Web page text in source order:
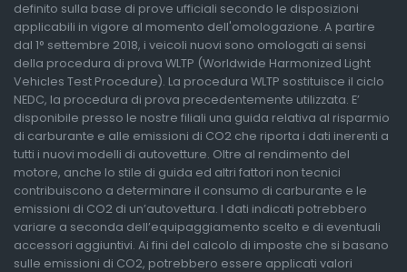
definito sulla base di prove ufficiali secondo le disposizioni
applicabili in vigore al momento dell'omologazione. A partire
dal 1° settembre 2018, i veicoli nuovi sono omologati ai sensi
della procedura di prova WLTP (Worldwide Harmonized Light
Vehicles Test Procedure). La procedura WLTP sostituisce il ciclo
NEDC, la procedura di prova precedentemente utilizzata. E’
disponibile presso le nostre filiali una guida relativa al risparmio
di carburante e alle emissioni di CO2 che riporta i dati inerenti a
tutti i nuovi modelli di autovetture. Oltre al rendimento del
motore, anche lo stile di guida ed altri fattori non tecnici
contribuiscono a determinare il consumo di carburante e le
emissioni di CO2 di un’autovettura. I dati indicati potrebbero
variare a seconda dell’equipaggiamento scelto e di eventuali
accessori aggiuntivi. Ai fini del calcolo di imposte che si basano
sulle emissioni di CO2, potrebbero essere applicati valori